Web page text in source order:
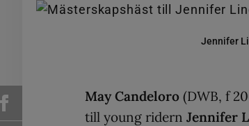
Jennifer
May Candeloro (DWB, f
till young ridern Jennifer